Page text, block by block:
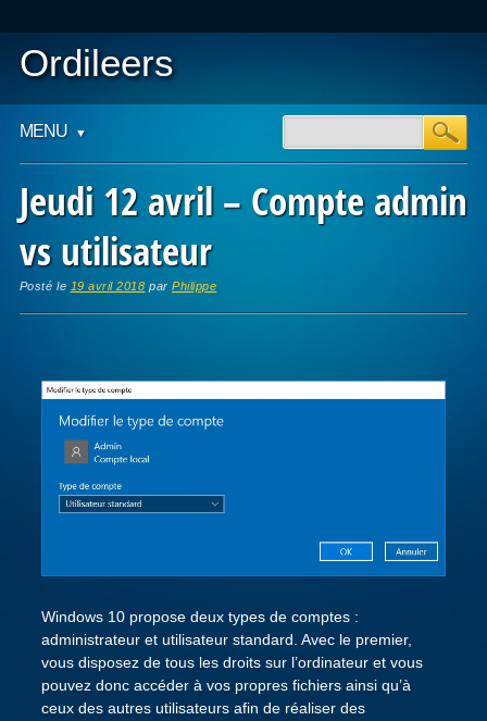
Ordileers
Main menu
content
MENU
Jeudi 12 avril – Compte admin
vs utilisateur
Posté le 19 avril 2018 parPhilippe
Windows 10 propose deux types de comptes :
administrateur et utilisateur standard. Avec le premier,
vous disposez de tous les droits sur l’ordinateur et vous
pouvez donc accéder à vos propres fichiers ainsi qu’à
ceux des autres utilisateurs afin de réaliser des